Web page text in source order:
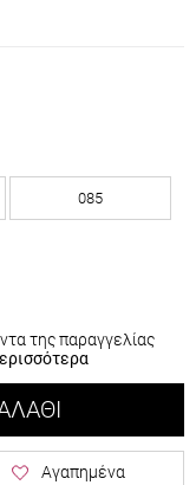
085
της παραγγελίας
Αγαπημένα